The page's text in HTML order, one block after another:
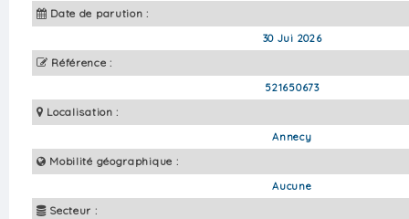
Date de parution :
30 Jui 2026
Référence :
521650673
Localisation :
Annecy
Mobilité géographique :
Aucune
Secteur :